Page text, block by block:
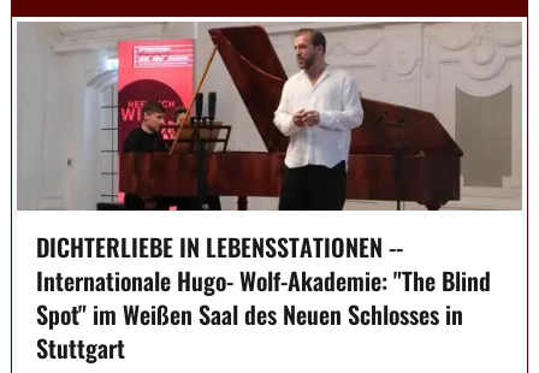
DICHTERLIEBE IN LEBENSSTATIONEN --
Internationale Hugo- Wolf-Akademie: "The Blind
Spot" im Weißen Saal des Neuen Schlosses in
Stuttgart